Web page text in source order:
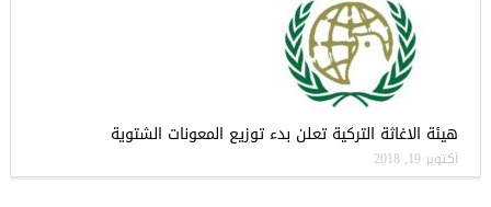
هيئة الاغاثة التركية تعلن بدء توزيع المعونات الشتوية
أكتوبر 19, 2018